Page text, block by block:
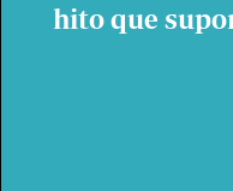
hito que